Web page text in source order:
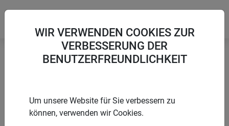
WIR VERWENDEN COOKIES ZUR
VERBESSERUNG DER
BENUTZERFREUNDLICHKEIT
Um unsere Website für Sie verbessern zu
können, verwenden wir Cookies.